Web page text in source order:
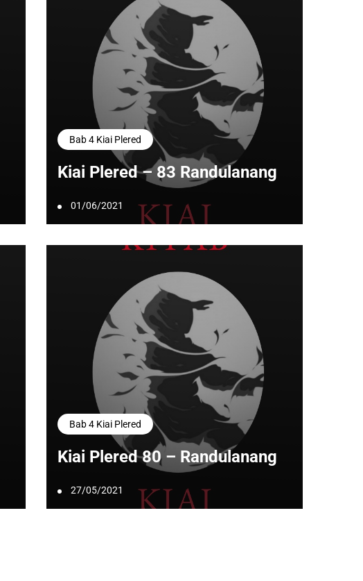
Bab 4 Kiai Plered
Kiai Plered – 83 Randulanang
01/06/2021
Bab 4 Kiai Plered
Kiai Plered 80 – Randulanang
27/05/2021